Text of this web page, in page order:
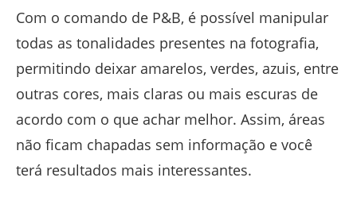
Com o comando de P&B, é possível manipular
todas as tonalidades presentes na fotografia,
permitindo deixar amarelos, verdes, azuis, entre
outras cores, mais claras ou mais escuras de
acordo com o que achar melhor. Assim, áreas
não ficam chapadas sem informação e você
terá resultados mais interessantes.